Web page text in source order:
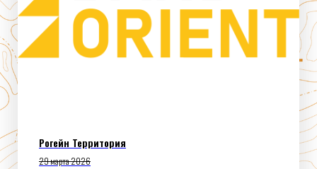
Рогейн Территория
29 марта 2026